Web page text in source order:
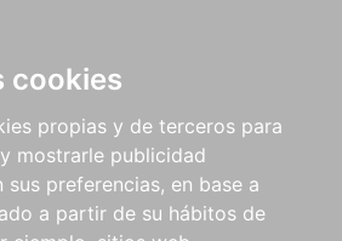
cookies
propias y de terceros para
mostrarle publicidad
sus preferencias, en base a
a partir de su hábitos de